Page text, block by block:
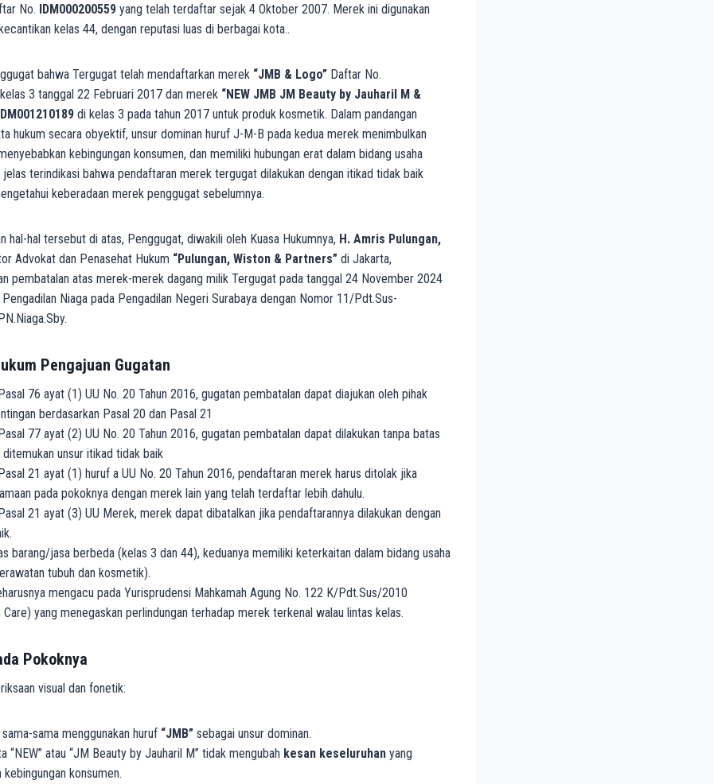
No. IDM000200559 yang telah terdaftar sejak 4 Oktober 2007. Merek ini digunakan
kelas 44, dengan reputasi luas di berbagai kota..
bahwa Tergugat telah mendaftarkan merek “JMB & Logo” Daftar No.
3 tanggal 22 Februari 2017 dan merek “NEW JMB JM Beauty by Jauharil M &
di kelas 3 pada tahun 2017 untuk produk kosmetik. Dalam pandangan
hukum secara obyektif, unsur dominan huruf J-M-B pada kedua merek menimbulkan
kebingungan konsumen, dan memiliki hubungan erat dalam bidang usaha
jelas terindikasi bahwa pendaftaran merek tergugat dilakukan dengan itikad tidak baik
keberadaan merek penggugat sebelumnya.
hal-hal tersebut di atas, Penggugat, diwakili oleh Kuasa Hukumnya, H. Amris Pulungan,
Advokat dan Penasehat Hukum “Pulungan, Wiston & Partners” di Jakarta,
pembatalan atas merek-merek dagang milik Tergugat pada tanggal 24 November 2024
Niaga pada Pengadilan Negeri Surabaya dengan Nomor 11/Pdt.Sus-
Pengajuan Gugatan
76 ayat (1) UU No. 20 Tahun 2016, gugatan pembatalan dapat diajukan oleh pihak
berdasarkan Pasal 20 dan Pasal 21
77 ayat (2) UU No. 20 Tahun 2016, gugatan pembatalan dapat dilakukan tanpa batas
unsur itikad tidak baik
21 ayat (1) huruf a UU No. 20 Tahun 2016, pendaftaran merek harus ditolak jika
pada pokoknya dengan merek lain yang telah terdaftar lebih dahulu.
21 ayat (3) UU Merek, merek dapat dibatalkan jika pendaftarannya dilakukan dengan
barang/jasa berbeda (kelas 3 dan 44), keduanya memiliki keterkaitan dalam bidang usaha
tubuh dan kosmetik).
mengacu pada Yurisprudensi Mahkamah Agung No. 122 K/Pdt.Sus/2010
Care) yang menegaskan perlindungan terhadap merek terkenal walau lintas kelas.
Pokoknya
visual dan fonetik:
sama menggunakan huruf “JMB” sebagai unsur dominan.
“NEW” atau “JM Beauty by Jauharil M” tidak mengubah kesan keseluruhan yang
konsumen.